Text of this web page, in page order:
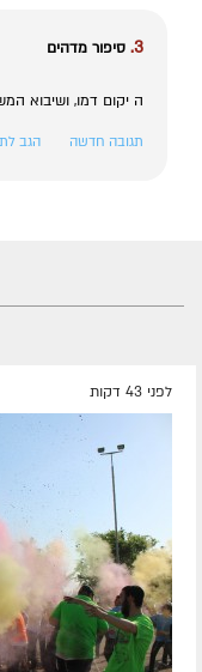
3. סיפור מדהים
ה יקום דמו, ושיבוא
תגובה חדשה הגב
לפני 43 דקות